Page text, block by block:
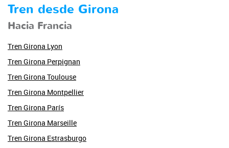
Tren desde Girona
Hacia Francia
Tren Girona Lyon
Tren Girona Perpignan
Tren Girona Toulouse
Tren Girona Montpellier
Tren Girona París
Tren Girona Marseille
Tren Girona Estrasburgo